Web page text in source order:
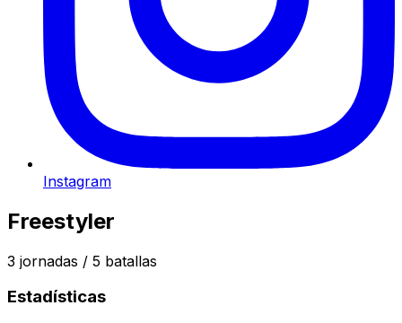
Instagram
Freestyler
3 jornadas / 5 batallas
Estadísticas